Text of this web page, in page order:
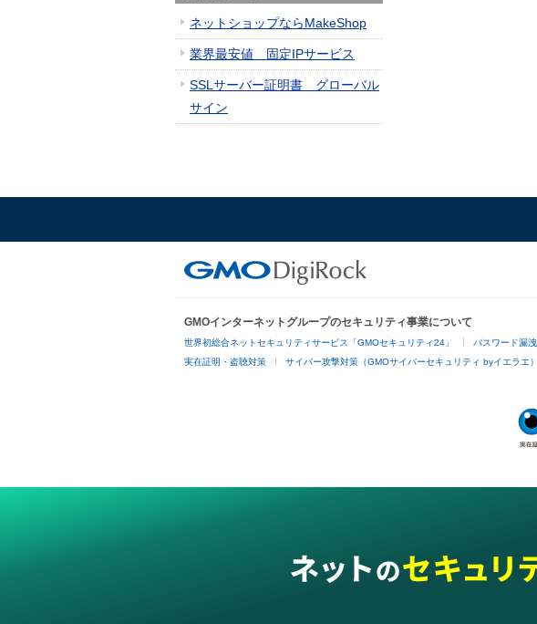
ネットショップならMakeShop
業界最安値 固定IPサービス
SSLサーバー証明書 グローバル
サイン
GMOインターネットグループのセキュリティ事業について
世界初総合ネットセキュリティサービス「GMOセキュリティ24」 パスワード漏
実在証明・盗聴対策 サイバー攻撃対策（GMOサイバーセキュリティ byイエラエ）